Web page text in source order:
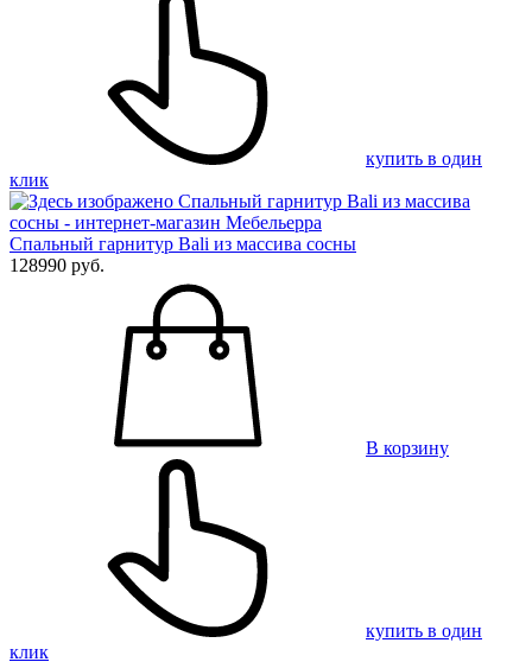
купить в один
клик
Спальный гарнитур Bali из массива сосны
128990 руб.
В корзину
купить в один
клик